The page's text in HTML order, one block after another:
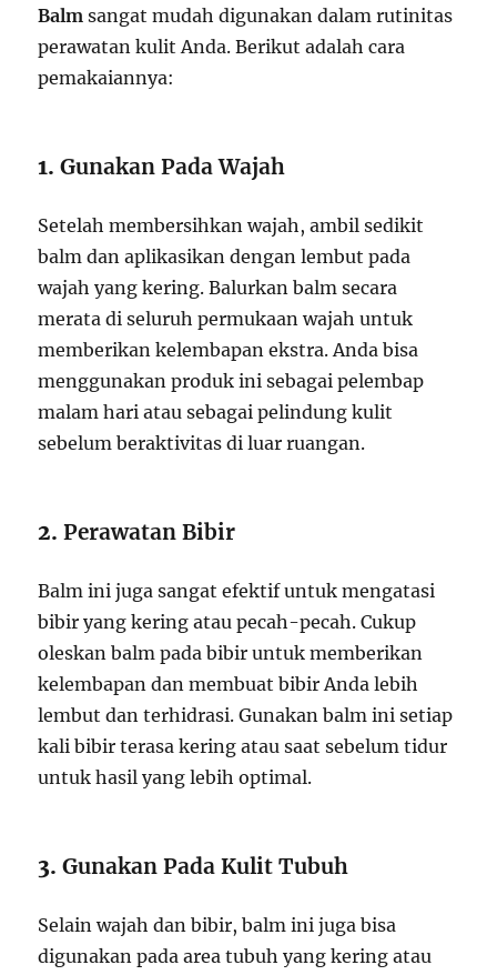
Balm sangat mudah digunakan dalam rutinitas
perawatan kulit Anda. Berikut adalah cara
pemakaiannya:
1.Gunakan Pada Wajah
Setelah membersihkan wajah, ambil sedikit
balm dan aplikasikan dengan lembut pada
wajah yang kering. Balurkan balm secara
merata di seluruh permukaan wajah untuk
memberikan kelembapan ekstra. Anda bisa
menggunakan produk ini sebagai pelembap
malam hari atau sebagai pelindung kulit
sebelum beraktivitas di luar ruangan.
2.Perawatan Bibir
Balm ini juga sangat efektif untuk mengatasi
bibir yang kering atau pecah-pecah. Cukup
oleskan balm pada bibir untuk memberikan
kelembapan dan membuat bibir Anda lebih
lembut dan terhidrasi. Gunakan balm ini setiap
kali bibir terasa kering atau saat sebelum tidur
untuk hasil yang lebih optimal.
3.Gunakan Pada Kulit Tubuh
Selain wajah dan bibir, balm ini juga bisa
digunakan pada area tubuh yang kering atau